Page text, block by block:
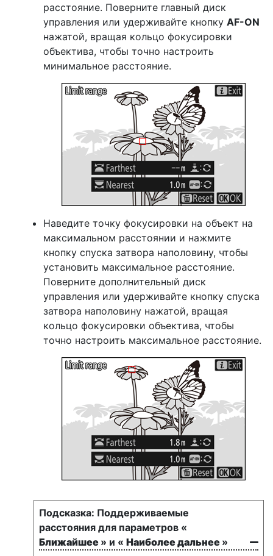
расстояние. Поверните главный диск
управления или удерживайте кнопку AF-ON
нажатой, вращая кольцо фокусировки
объектива, чтобы точно настроить
минимальное расстояние.
Наведите точку фокусировки на объект на
максимальном расстоянии и нажмите
кнопку спуска затвора наполовину, чтобы
установить максимальное расстояние.
Поверните дополнительный диск
управления или удерживайте кнопку спуска
затвора наполовину нажатой, вращая
кольцо фокусировки объектива, чтобы
точно настроить максимальное расстояние.
Поддерживаемые
расстояния для параметров «
Ближайшее » и « Наиболее дальнее »